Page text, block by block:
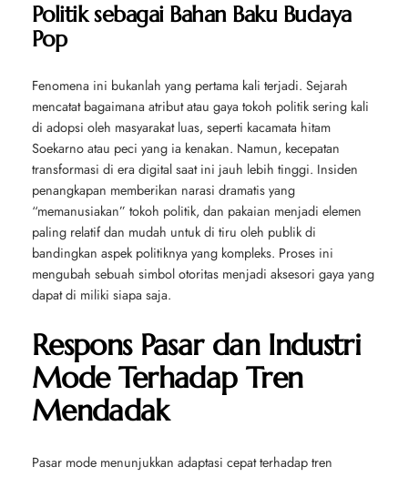
Politik sebagai Bahan Baku Budaya
Pop
Fenomena ini bukanlah yang pertama kali terjadi. Sejarah
mencatat bagaimana atribut atau gaya tokoh politik sering kali
di adopsi oleh masyarakat luas, seperti kacamata hitam
Soekarno atau peci yang ia kenakan. Namun, kecepatan
transformasi di era digital saat ini jauh lebih tinggi. Insiden
penangkapan memberikan narasi dramatis yang
“memanusiakan” tokoh politik, dan pakaian menjadi elemen
paling relatif dan mudah untuk di tiru oleh publik di
bandingkan aspek politiknya yang kompleks. Proses ini
mengubah sebuah simbol otoritas menjadi aksesori gaya yang
dapat di miliki siapa saja.
Respons Pasar dan Industri
Mode Terhadap Tren
Mendadak
Pasar mode menunjukkan adaptasi cepat terhadap tren